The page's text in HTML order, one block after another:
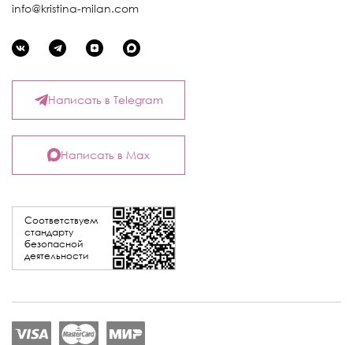
info@kristina-milan.com
Соответствуем
стандарту
безопасной
деятельности
Написать в Telegram
Написать в Max